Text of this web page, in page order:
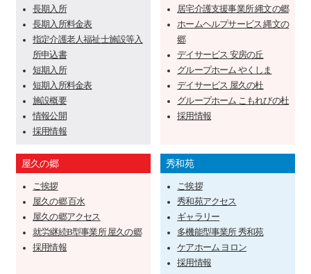
長期入所
長期入所料金表
指定介護老人福祉士施設等入
所申込書
短期入所
短期入所料金表
施設概要
情報公開
採用情報
居宅介護支援事業所 縄文の郷
ホームヘルプサービス 縄文の
郷
デイサービス 安房の丘
グループホーム やくしま
デイサービス 屋久の杜
グループホーム こもれびの杜
採用情報
屋久の郷
ご挨拶
屋久の郷 百水
屋久の郷アクセス
就労継続B型事業所 屋久の郷
採用情報
秀和苑
ご挨拶
秀和苑アクセス
ギャラリー
多機能型事業所 秀和苑
ケアホーム ヨロン
採用情報